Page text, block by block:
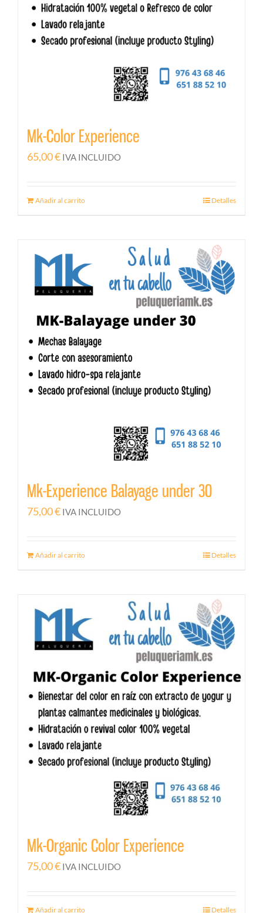
Mk-Color Experience
65,00€ IVA INCLUIDO
Añadir al carrito Detalles
Mk-Experience Balayage under 30
75,00€ IVA INCLUIDO
Añadir al carrito Detalles
Mk-Organic Color Experience
75,00€ IVA INCLUIDO
Añadir al carrito Detalles